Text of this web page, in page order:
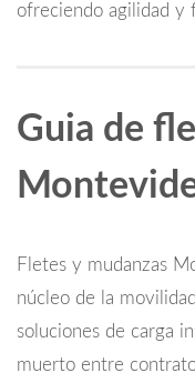
ofreciendo agilidad y
Guia de
Fletes y mudanzas
núcleo de la
soluciones de carga
muerto entre